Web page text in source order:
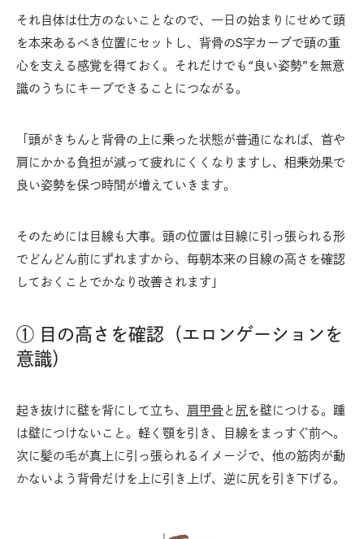
それ自体は仕方のないことなので、一日の始まりにせめて頭
を本来あるべき位置にセットし、背骨のS字カーブで頭の重
心を支える感覚を得ておく。それだけでも“良い姿勢”を無意
識のうちにキープできることにつながる。
「頭がきちんと背骨の上に乗った状態が普通になれば、首や
肩にかかる負担が減って疲れにくくなりますし、相乗効果で
良い姿勢を保つ時間が増えていきます。
そのためには目線も大事。頭の位置は目線に引っ張られる形
でどんどん前にずれますから、毎朝本来の目線の高さを確認
しておくことでかなり改善されます」
① 目の高さを確認（エロンゲーションを
意識）
起き抜けに壁を背にして立ち、 肩甲骨 と 尻を壁につける。踵
は壁につけないこと。軽く顎を引き、目線をまっすぐ前へ。
次に髪の毛が真上に引っ張られるイメージで、他の筋肉が動
かないよう背骨だけを上に引き上げ、逆に尻を引き下げる。